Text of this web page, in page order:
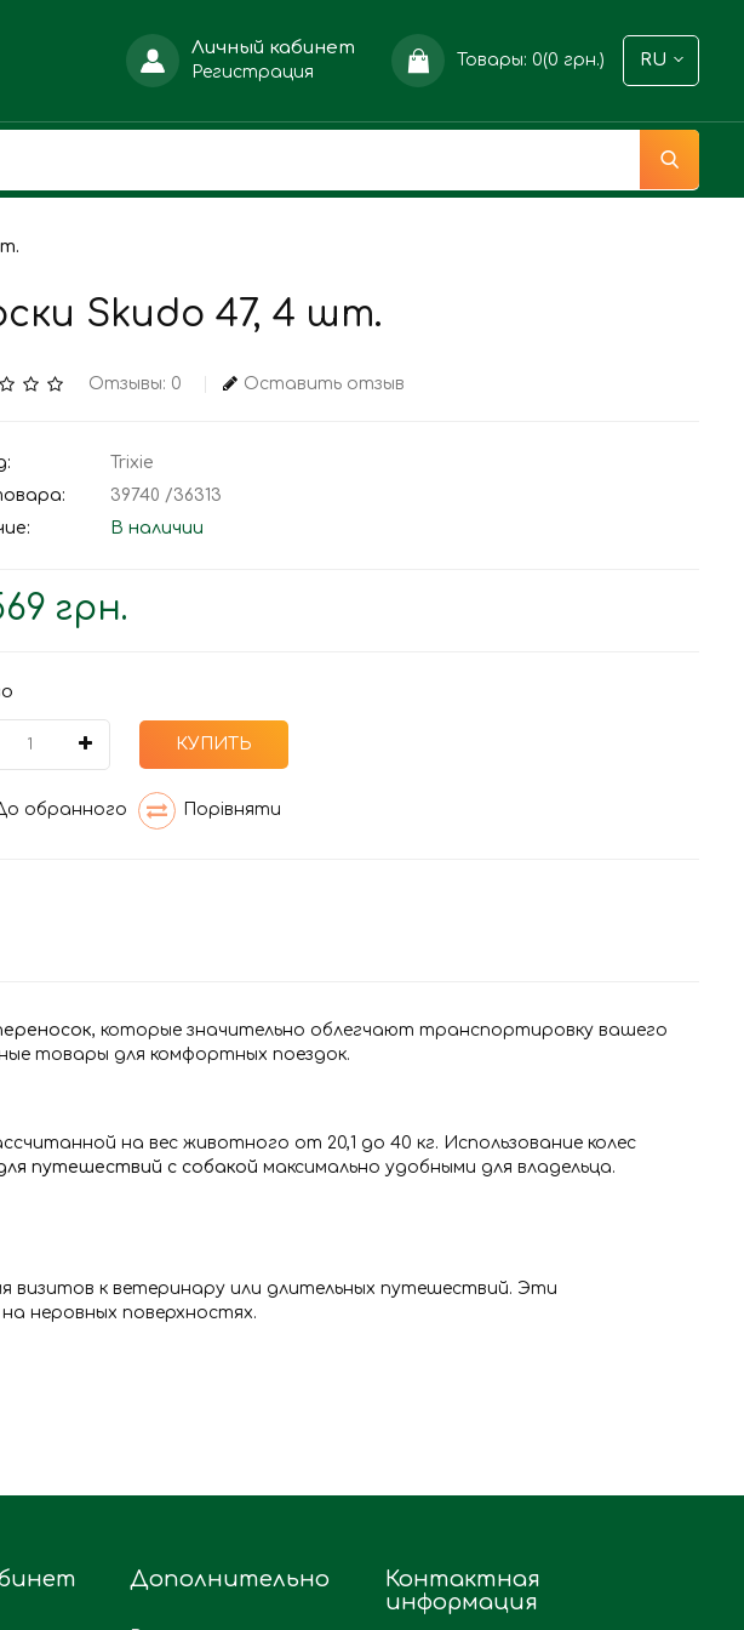
Личный кабинет
Регистрация
Товары: 0(0 грн.) RU
Skudo 47, 4 шт.
Отзывы: 0 Оставить отзыв
Trixie
39740 /36313
В наличии
грн.
КУПИТЬ
обранного Порівняти
, которые значительно облегчают транспортировку вашего
товары для комфортных поездок.
на вес животного от 20,1 до 40 кг. Использование колес
путешествий с собакой максимально удобными для владельца.
визитов к ветеринару или длительных путешествий. Эти
неровных поверхностях.
Дополнительно
Контактная
информация